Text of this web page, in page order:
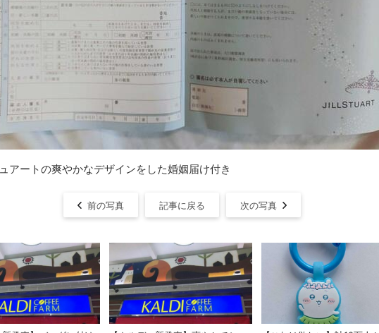
アートの爽やかなデザインをした婚姻届け付き
前の写真 記事に戻る 次の写真